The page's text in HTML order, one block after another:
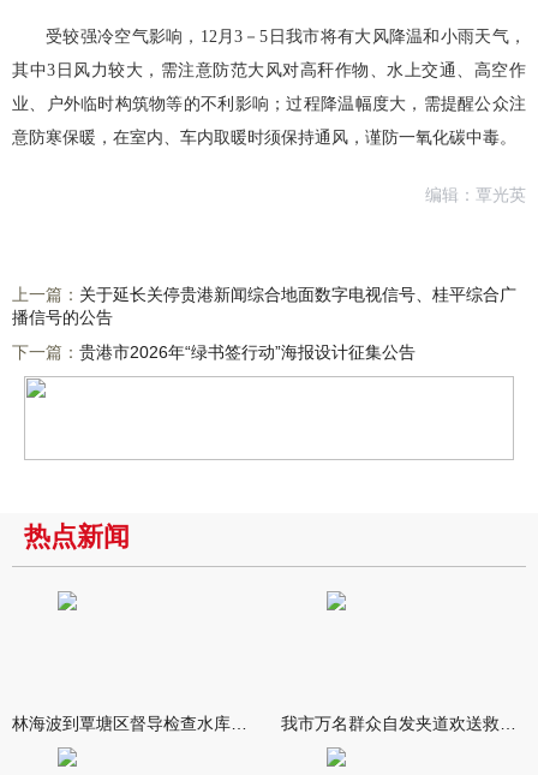
受较强冷空气影响，12月3－5日我市将有大风降温和小雨天气，
其中3日风力较大，需注意防范大风对高秆作物、水上交通、高空作
业、户外临时构筑物等的不利影响；过程降温幅度大， 需提醒公众注
意防寒保暖，在室内、车内取暖时须保持通风，谨防一氧化碳中毒。
编辑：覃光英
上一篇： 关于延长关停贵港新闻综合地面数字电视信号、桂平综合广
播信号的公告
下一篇： 贵港市2026年“绿书签行动”海报设计征集公告
热点新闻